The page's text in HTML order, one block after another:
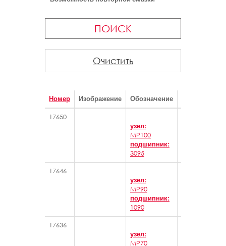
ПОИСК
Очистить
Номер Изображение Обозначение
17650
узел:
MP100
подшипник:
3095
17646
узел:
MP90
подшипник:
1090
17636
узел:
MP70